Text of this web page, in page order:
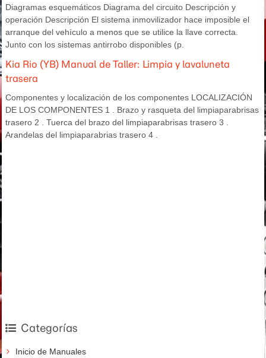
Diagramas esquemáticos Diagrama del circuito Descripción y
operación Descripción El sistema inmovilizador hace imposible el
arranque del vehículo a menos que se utilice la llave correcta.
Junto con los sistemas antirrobo disponibles (p.
Kia Rio (YB) Manual de Taller: Limpia y lavaluneta
trasera
Componentes y localización de los componentes LOCALIZACIÓN
DE LOS COMPONENTES 1 . Brazo y rasqueta del limpiaparabrisas
trasero 2 . Tuerca del brazo del limpiaparabrisas trasero 3 .
Arandelas del limpiaparabrias trasero 4 .
Categorías
Inicio de Manuales